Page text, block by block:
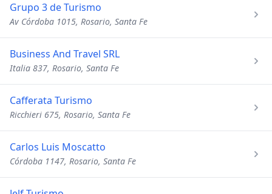
Grupo 3 de Turismo
Av Córdoba 1015, Rosario, Santa Fe
Business And Travel SRL
Italia 837, Rosario, Santa Fe
Cafferata Turismo
Ricchieri 675, Rosario, Santa Fe
Carlos Luis Moscatto
Córdoba 1147, Rosario, Santa Fe